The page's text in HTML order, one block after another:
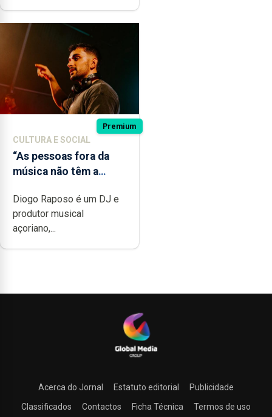
Premium
CULTURA E SOCIAL
“As pessoas fora da
música não têm a
produzir uma música”
Diogo Raposo é um DJ e
produtor musical
açoriano,...
Acerca do Jornal Estatuto editorial
Publicidade
Classificados
Contactos Ficha Técnica Termos de uso